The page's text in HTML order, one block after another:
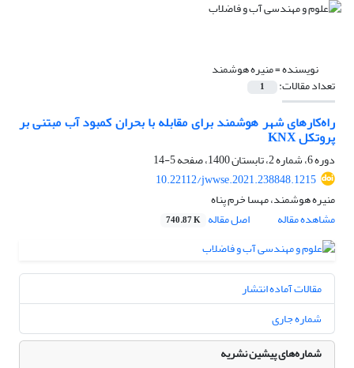
نویسنده =منیره هوشمند
تعداد مقالات: 1
راه‌کارهای شهر هوشمند برای مقابله با بحران کمبود آب مبتنی بر
پروتکل KNX
دوره 6، شماره 2، تابستان 1400، صفحه
5-14
10.22112/jwwse.2021.238848.1215
منیره هوشمند، مهسا خرم پناه
مشاهده مقاله
اصل مقاله 740.87 K
مقالات آماده انتشار
شماره جاری
شماره‌های پیشین نشریه